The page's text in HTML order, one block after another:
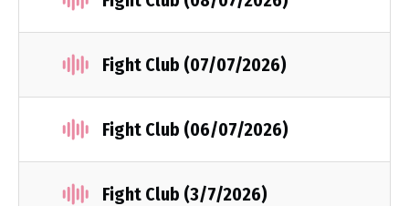
Fight Club (07/07/2026)
Fight Club (06/07/2026)
Fight Club (3/7/2026)